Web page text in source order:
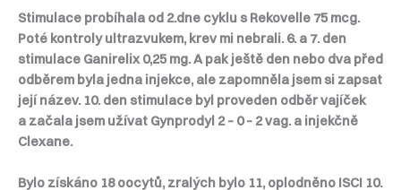
Stimulace probíhala od 2.dne cyklu s Rekovelle 75 mcg.
Poté kontroly ultrazvukem, krev mi nebrali. 6. a 7. den
stimulace Ganirelix 0,25 mg. A pak ještě den nebo dva před
odběrem byla jedna injekce, ale zapomněla jsem si zapsat
její název. 10. den stimulace byl proveden odběr vajíček
a začala jsem užívat Gynprodyl 2 – 0 – 2 vag. a injekčně
Clexane.
Bylo získáno 18 oocytů, zralých bylo 11, oplodněno ISCI 10.